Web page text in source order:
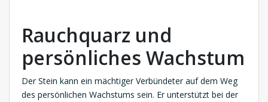
Rauchquarz und
persönliches Wachstum
Der Stein kann ein mächtiger Verbündeter auf dem Weg
des persönlichen Wachstums sein. Er unterstützt bei der